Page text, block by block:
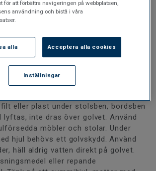
skillnad från T-extra och Textyle.
med textilbaksida som ger en
på 19 dB och som både ökar
ljudnivån.
eller plast under stolsben, bordsben
lyftas, inte dras över golvet. Använd
möbler och stolar. Under
hjul behövs ett golvskydd. Använd
häll aldrig vatten direkt på golvet.
eller repande
för att förbättra navigeringen på webbplatsen,
användning och bistå i våra
alla Acceptera alla cookies
Inställningar